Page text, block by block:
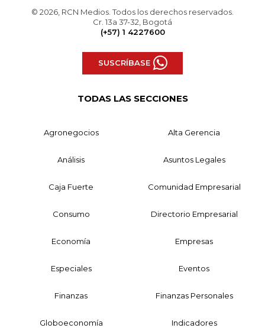
© 2026, RCN Medios. Todos los derechos reservados.
Cr. 13a 37-32, Bogotá
(+57) 1 4227600
SUSCRÍBASE
TODAS LAS SECCIONES
Agronegocios Alta Gerencia
Análisis Asuntos Legales
Caja Fuerte Comunidad Empresarial
Consumo Directorio Empresarial
Economía Empresas
Especiales Eventos
Finanzas Finanzas Personales
Globoeconomía Indicadores